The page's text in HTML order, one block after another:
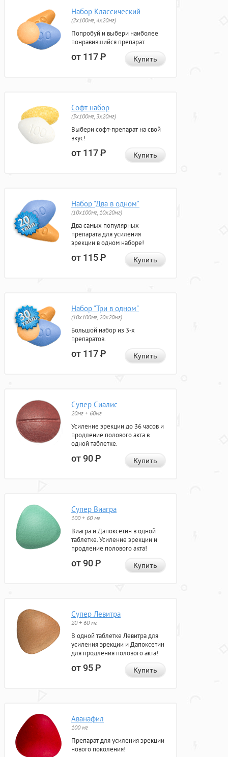
Набор Классический
(2x100мг, 4x20мг)
Попробуй и выбери наиболее
понравившийся препарат.
от 117Р Купить
Софт набор
(3x100мг, 3x20мг)
Выбери софт-препарат на свой
вкус!
от 117Р Купить
Набор "Два в одном"
(10x100мг, 10x20мг)
Два самых популярных
препарата для усиления
эрекции в одном наборе!
от 115Р Купить
Набор "Три в одном"
(10x100мг, 20x20мг)
Большой набор из 3-х
препаратов.
от 117Р Купить
Супер Сиалис
20мг + 60мг
Усиление эрекции до 36 часов и
продление полового акта в
одной таблетке.
от 90Р Купить
Супер Виагра
100 + 60 мг
Виагра и Дапоксетин в одной
таблетке. Усиление эрекции и
продление полового акта!
от 90Р Купить
Супер Левитра
20 + 60 мг
В одной таблетке Левитра для
усиления эрекции и Дапоксетин
для продления полового акта!
от 95Р Купить
Аванафил
100 мг
Препарат для усиления эрекции
нового поколения!